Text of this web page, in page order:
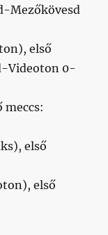
Mezőkövesd
első
Videoton 0-
meccs:
első
első